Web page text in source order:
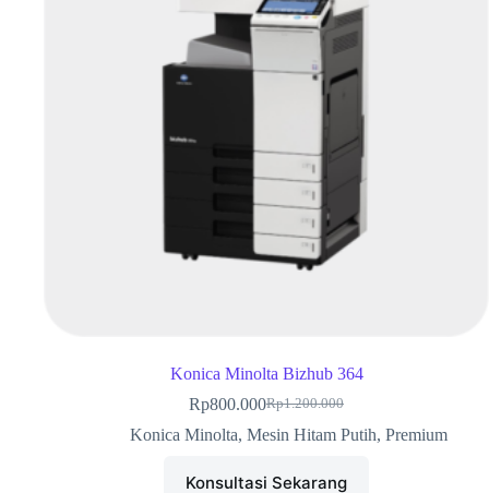
Konica Minolta Bizhub 364
Rp1.200.000
Rp800.000
Konica Minolta, Mesin Hitam Putih, Premium
Konsultasi Sekarang